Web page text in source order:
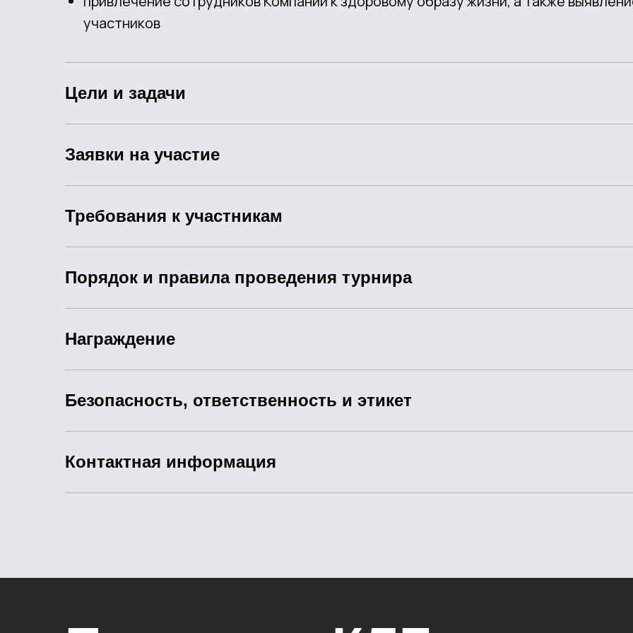
участников
Цели и задачи
Заявки на участие
Требования к участникам
Порядок и правила проведения турнира
Награждение
Безопасность, ответственность и этикет
Контактная информация